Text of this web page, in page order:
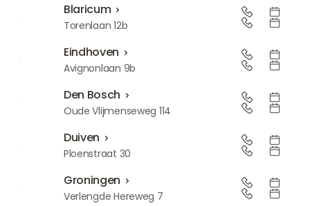
Blaricum
Blaricum
Torenlaan 12b
Eindhoven
Eindhoven
Avignonlaan 9b
Den Bosch
Den Bosch
Oude Vlijmenseweg 114
Duiven
Ploenstraat 30
Groningen
Groningen
Verlengde Hereweg 7